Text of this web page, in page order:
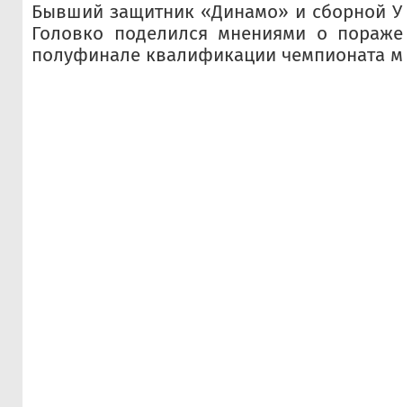
Бывший защитник «Динамо» и сборной
Головко поделился мнениями о
полуфинале квалификации чемпионата